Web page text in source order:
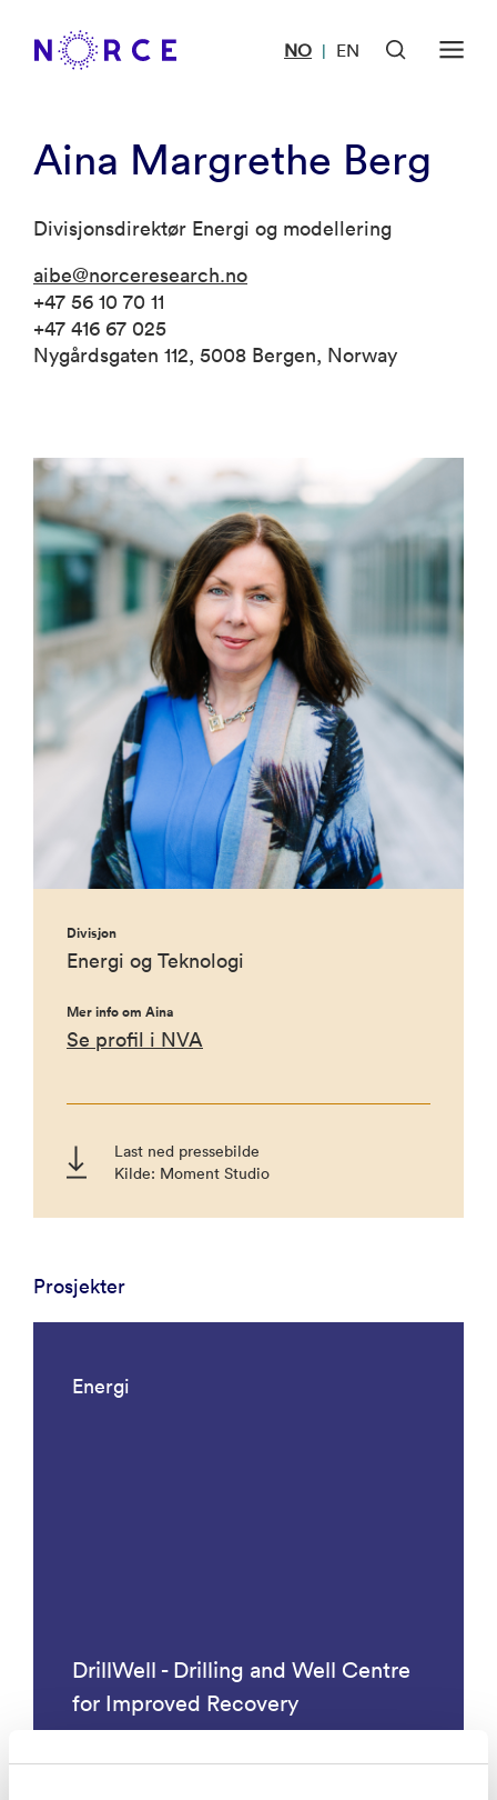
NO | EN
Aina Margrethe Berg
Divisjonsdirektør Energi og modellering
aibe@norceresearch.no
+47 56 10 70 11
+47 416 67 025
Nygårdsgaten 112, 5008 Bergen, Norway
Divisjon
Energi og Teknologi
Mer info om Aina
Se profil i NVA
Last ned pressebilde
Kilde: Moment Studio
Prosjekter
Energi
DrillWell - Drilling and Well Centre
for Improved Recovery